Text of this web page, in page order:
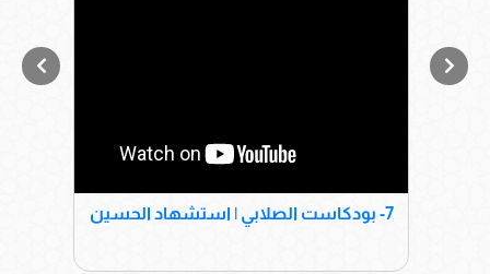
7- بودكاست الصلابي | استشهاد الحسين